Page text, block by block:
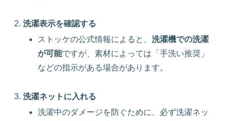
洗濯表示を確認する
ストッケの公式情報によると、洗濯機での洗濯
が可能ですが、素材によっては「手洗い推奨」
などの指示がある場合があります。
洗濯ネットに入れる
洗濯中のダメージを防ぐために、必ず洗濯ネッ